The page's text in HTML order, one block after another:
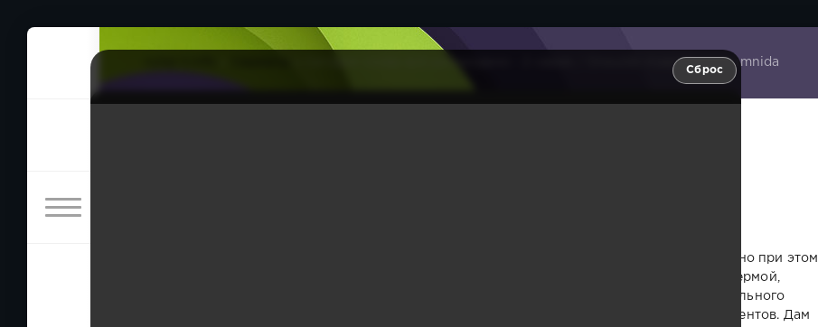
» Сегодня снова всё распродано - 2 серия / Oneuldo maejinhaesseumnida
Сброс
Романтическая комедия о двух людях, которые каждый день вкладывают душу в свою работу, но при этом
чувствуют, что в душе у них пустота. Мэтью Ли (Ан Хё Соп) управляет единственной в мире фермой,
которая производит чудодейственные ингредиенты, одновременно занимая должность генерального
директора и исследователя в компании по производству натуральных косметических ингредиентов. Дам